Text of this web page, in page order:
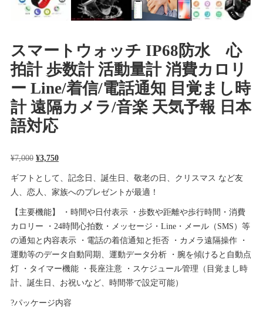
スマートウォッチ IP68防水 心
拍計 歩数計 活動量計 消費カロリ
ー Line/着信/電話通知 目覚まし時
計 遠隔カメラ/音楽 天気予報 日本
語対応
¥7,000 元
は
¥7,000
で
し
た。
¥3,750現
の
格
は
¥3,750
で
す。
ギフトとして、記念日、誕生日、敬老の日、クリスマス など友
人、恋人、家族へのプレゼントが最適！
【主要機能】 ・時間や日付表示 ・歩数や距離や歩行時間・消費
カロリー ・24時間心拍数・メッセージ・Line・メール（SMS）等
の通知と内容表示 ・電話の着信通知と拒否 ・カメラ遠隔操作 ・
運動等のデータ自動同期、運動データ分析 ・腕を傾けると自動点
灯 ・タイマー機能 ・長座注意 ・スケジュール管理（目覚まし時
計、誕生日、お祝いなど、時間帯で設定可能）
?パッケージ内容